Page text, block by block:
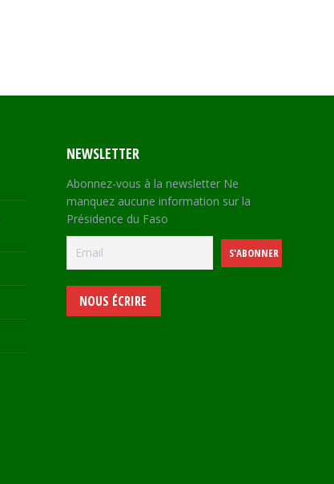
NEWSLETTER
Abonnez-vous à la newsletter Ne
manquez aucune information sur la
Présidence du Faso
NOUS ÉCRIRE